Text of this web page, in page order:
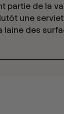
partie de la
une
laine des